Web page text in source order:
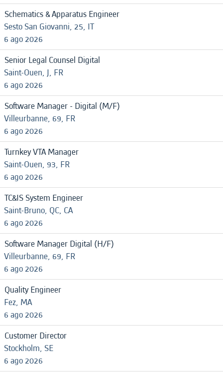
Schematics & Apparatus Engineer
Sesto San Giovanni, 25, IT
6 ago 2026
Senior Legal Counsel Digital
Saint-Ouen, J, FR
6 ago 2026
Software Manager - Digital (M/F)
Villeurbanne, 69, FR
6 ago 2026
Turnkey VTA Manager
Saint-Ouen, 93, FR
6 ago 2026
TC&IS System Engineer
Saint-Bruno, QC, CA
6 ago 2026
Software Manager Digital (H/F)
Villeurbanne, 69, FR
6 ago 2026
Quality Engineer
Fez, MA
6 ago 2026
Customer Director
Stockholm, SE
6 ago 2026